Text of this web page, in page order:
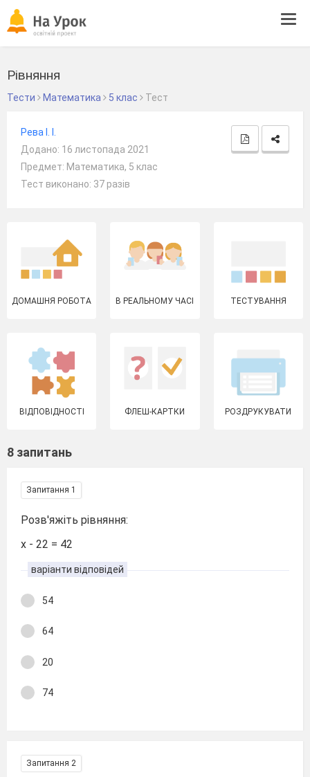
Рівняння
Тести Математика 5 клас Тест
Рева І. І.
Додано: 16 листопада 2021
Предмет: Математика, 5 клас
Тест виконано: 37 разів
ДОМАШНЯ РОБОТА В РЕАЛЬНОМУ ЧАСІ ТЕСТУВАННЯ
ВІДПОВІДНОСТІ ФЛЕШ-КАРТКИ РОЗДРУКУВАТИ
8 запитань
Запитання 1
Розв'яжіть рівняння:
х - 22 = 42
варіанти відповідей
54
64
20
74
Запитання 2